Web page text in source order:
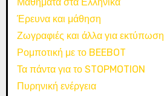
Έρευνα και μάθηση
Ζωγραφιές και άλλα για εκτύπωση
Ρομποτική με το BEEBOT
Τα πάντα για το STOPMOTION
Πυρηνική ενέργεια